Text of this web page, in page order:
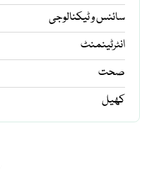
سائنس و ٹیکنالوجی
انٹرٹینمنٹ
صحت
کھیل